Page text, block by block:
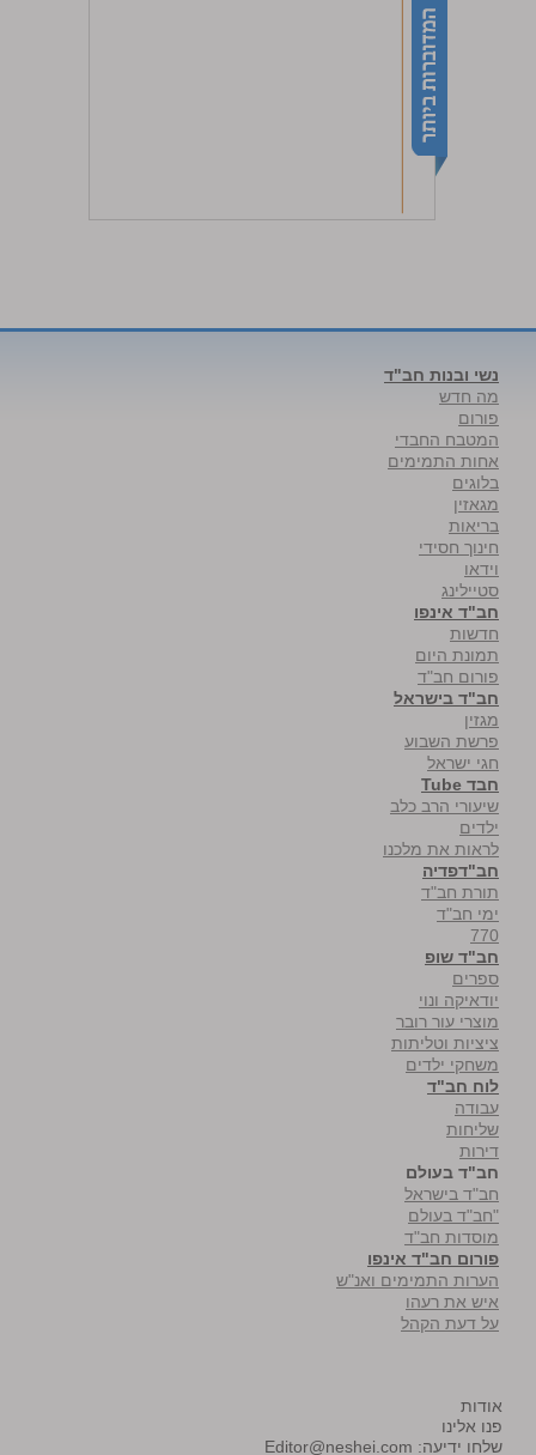
נשי ובנות חב"ד
מה חדש
פורום
המטבח החבדי
אחות התמימים
בלוגים
מגאזין
בריאות
חינוך חסידי
וידאו
סטיילינג
חב"ד אינפו
חדשות
תמונת היום
פורום חב"ד
חב"ד בישראל
מגזין
פרשת השבוע
חגי ישראל
חבד Tube
שיעורי הרב כלב
ילדים
לראות את מלכנו
חב"דפדיה
תורת חב"ד
ימי חב"ד
770
חב"ד שופ
ספרים
יודאיקה ונוי
מוצרי עור רובר
ציציות וטליתות
משחקי ילדים
לוח חב"ד
עבודה
שליחות
דירות
חב"ד בעולם
חב"ד בישראל
"חב"ד בעולם
מוסדות חב"ד
פורום חב"ד אינפו
הערות התמימים ואנ"ש
איש את רעהו
על דעת הקהל
אודות
פנו אלינו
שלחו ידיעה: Editor@neshei.com